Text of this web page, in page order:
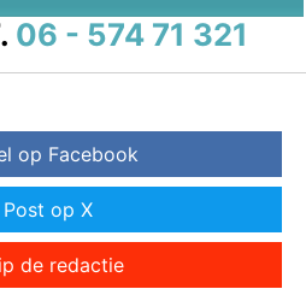
06 - 574 71 321
op Facebook
Post op X
de redactie